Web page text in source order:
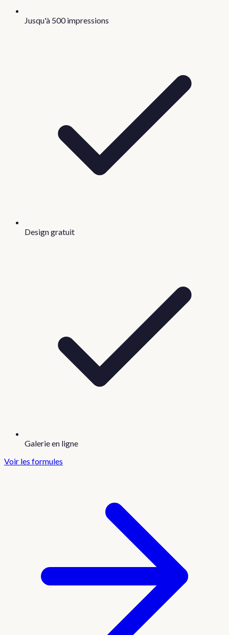
Jusqu'à 500 impressions
Design gratuit
Galerie en ligne
Voir les formules